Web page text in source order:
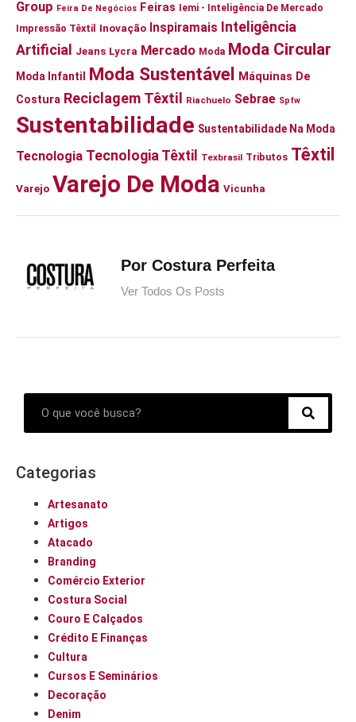
Group Feira De Negócios Feiras Iemi - Inteligência De Mercado
Impressão Têxtil Inovação Inspiramais
Inteligência
Artificial
Jeans Lycra Mercado Moda Moda Circular
Moda Infantil Moda Sustentável
Máquinas De
Costura Reciclagem Têxtil Riachuelo Sebrae Spfw
Sustentabilidade Sustentabilidade Na Moda
Tecnologia Tecnologia Têxtil Texbrasil Tributos Têxtil
Varejo Varejo De Moda Vicunha
Por Costura Perfeita
Ver Todos Os Posts
Categorias
Artesanato
Artigos
Atacado
Branding
Comércio Exterior
Costura Social
Couro E Calçados
Crédito E Finanças
Cultura
Cursos E Seminários
Decoração
Denim